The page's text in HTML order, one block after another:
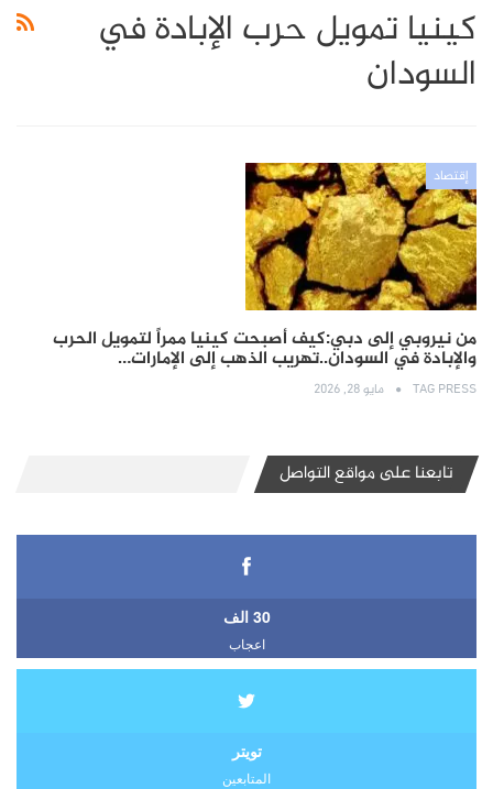
كينيا تمويل حرب الإبادة في
السودان
إقتصاد
من نيروبي إلى دبي:كيف أصبحت كينيا ممراً لتمويل الحرب
والإبادة في السودان..تهريب الذهب إلى الإمارات…
TAG PRESS مايو 28, 2026
تابعنا على مواقع التواصل
30 الف
اعجاب
تويتر
المتابعين